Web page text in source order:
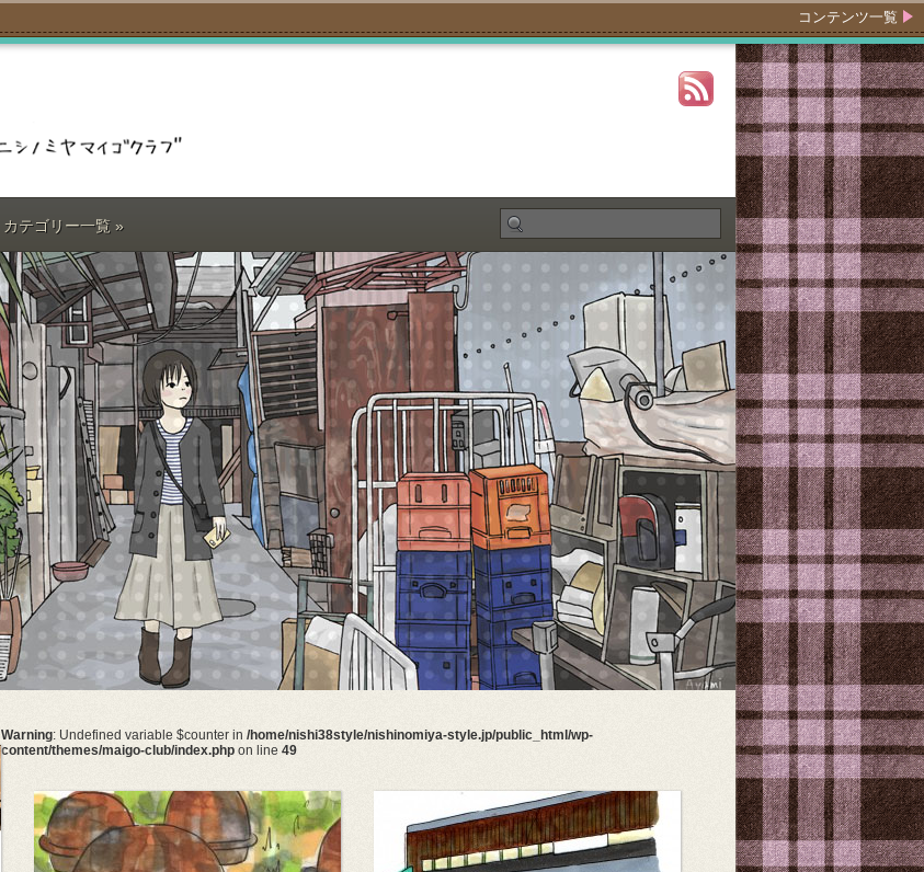
コンテンツ一覧
カテゴリー一覧 »
Warning: Undefined variable $counter in /home/nishi38style/nishinomiya-style.jp/public_html/wp-
content/themes/maigo-club/index.php on line 49